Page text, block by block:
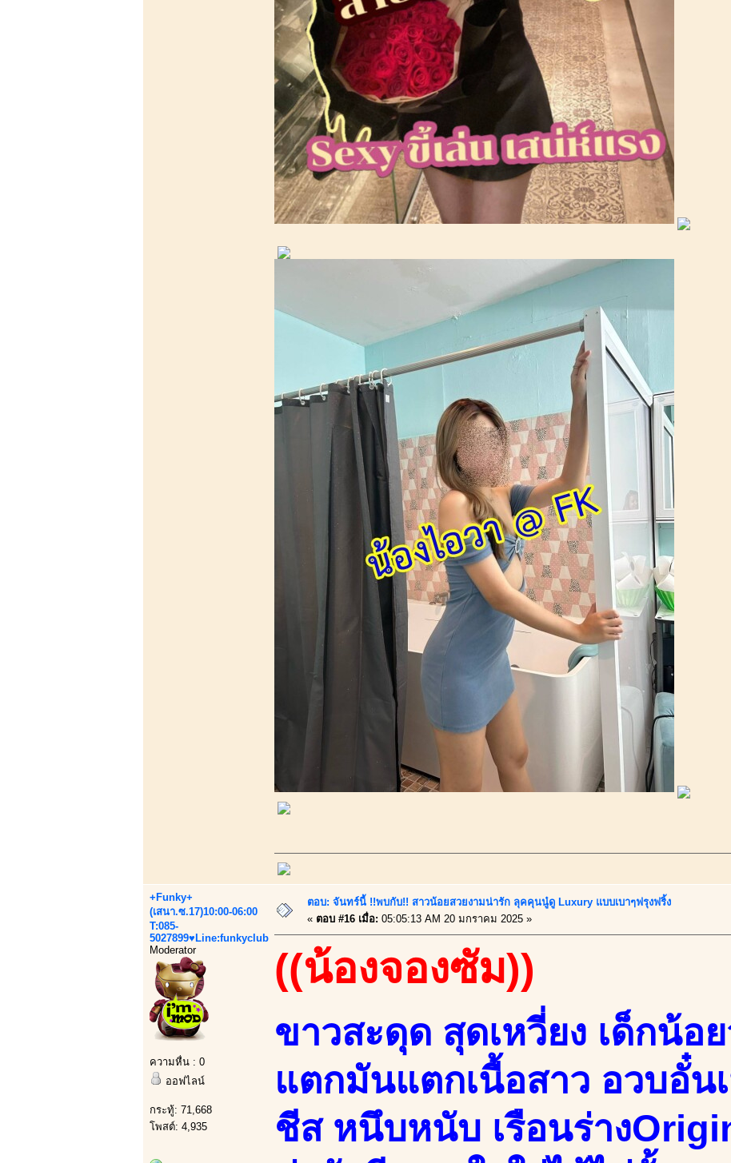
+Funky+
(เสนา.ซ.17)10:00-06:00
T:085-
5027899♥Line:funkyclub
Moderator
ความหื่น : 0
ออฟไลน์
กระทู้: 71,668
โพสต์: 4,935
ตอบ: จันทร์นี้ !!พบกับ!! สาวน้อยสวยงามน่ารัก ลุคคุนนู๋ดู Luxury แบบเบาๆฟรุงฟริ้ง
« ตอบ #16 เมื่อ: 05:05:13 AM 20 มกราคม 2025 »
((น้องจองซัม))
ขาวสะดุด สุดเหวี่ยง เด็กน้อ
แตกมันแตกเนื้อสาว อวบอั๋
ชีส หนึบหนับ เรือนร่าง